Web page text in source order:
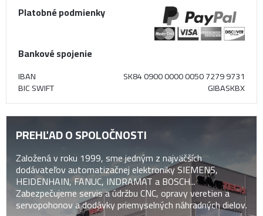
Platobné podmienky
Bankové spojenie
IBAN SK84 0900 0000 0050 7279 9731
BIC SWIFT GIBASKBX
PREHĽAD O SPOLOČNOSTI
Založená v roku 1999, sme jedným z najväčších
dodávateľov automatizačnej elektroniky SIEMENS,
HEIDENHAIN, FANUC, INDRAMAT a BOSCH...
Zabezpečujeme servis a údržbu CNC, opravy veretien a
servopohonov a dodávky priemyselných náhradných dielov.